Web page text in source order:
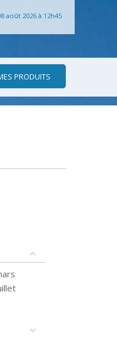
août 2026 à 12h45
PRODUITS